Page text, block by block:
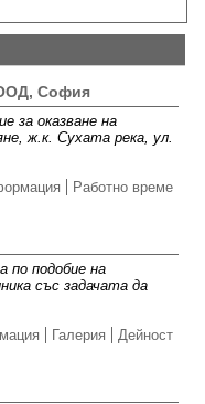
София
за оказване на
ж.к. Сухата река, ул.
Работно време
подобие на
със задачата да
Галерия Дейност